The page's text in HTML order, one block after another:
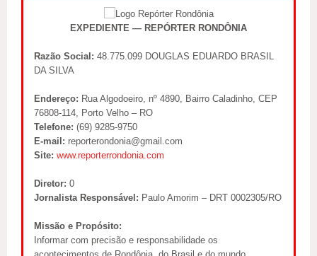
EXPEDIENTE — REPÓRTER RONDÔNIA
Razão Social: 48.775.099 DOUGLAS EDUARDO BRASIL
DA SILVA
Endereço: Rua Algodoeiro, nº 4890, Bairro Caladinho, CEP
76808-114, Porto Velho – RO
Telefone: (69) 9285-9750
E-mail: reporterondonia@gmail.com
Site: www.reporterrondonia.com
Diretor: 0
Jornalista Responsável: Paulo Amorim – DRT 0002305/RO
Missão e Propósito:
Informar com precisão e responsabilidade os
acontecimentos de Rondônia, do Brasil e do mundo,